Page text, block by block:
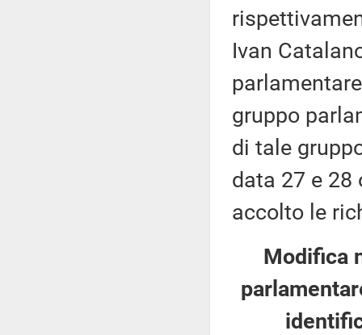
Ivan
gruppo
di tale
data 27 e 28
accolto le
Modifica